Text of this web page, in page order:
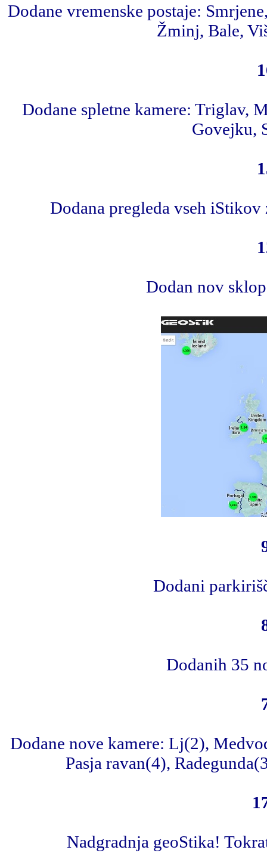
Dodane vremenske postaje:
Žminj, Bale,
Dodane spletne kamere: Triglav,
Govejku,
Dodana pregleda vseh
Dodan nov
Dodani
Dodanih 35
Dodane nove kamere: Lj(2),
Pasja ravan(4),
Nadgradnja geoStika!